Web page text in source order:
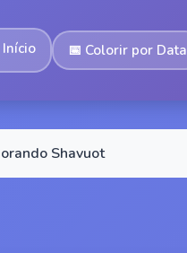
Início 📅 Colorir por Data
Shavuot